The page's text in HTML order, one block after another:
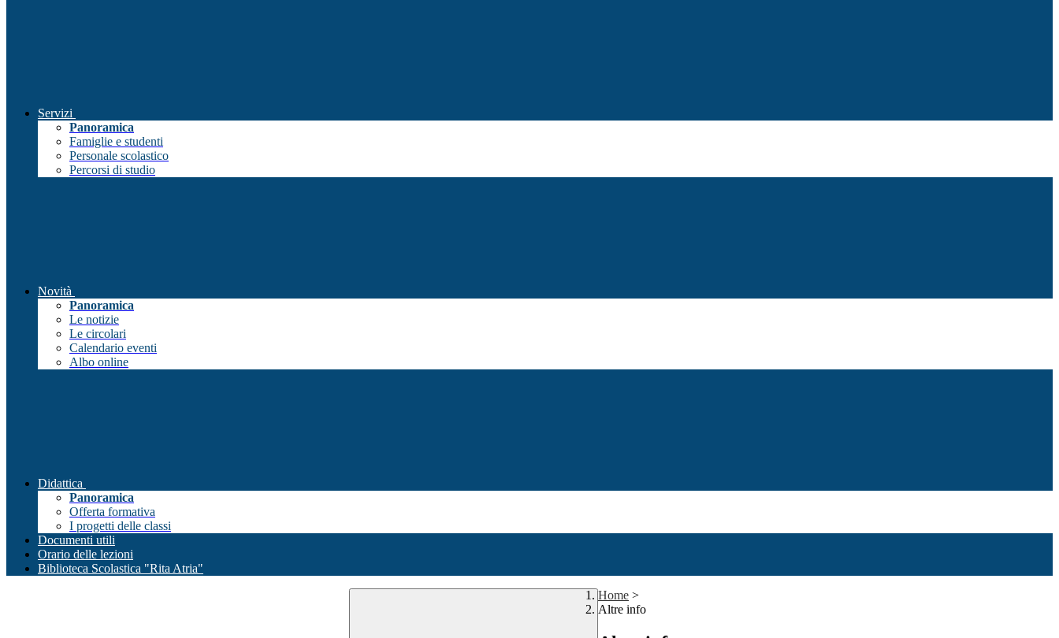
Servizi
Panoramica
Famiglie e studenti
Personale scolastico
Percorsi di studio
Novità
Panoramica
Le notizie
Le circolari
Calendario eventi
Albo online
Didattica
Panoramica
Offerta formativa
I progetti delle classi
Documenti utili
Orario delle lezioni
Biblioteca Scolastica "Rita Atria"
Home >
Altre info